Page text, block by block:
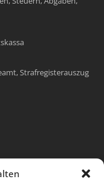
Strafregisterauszug